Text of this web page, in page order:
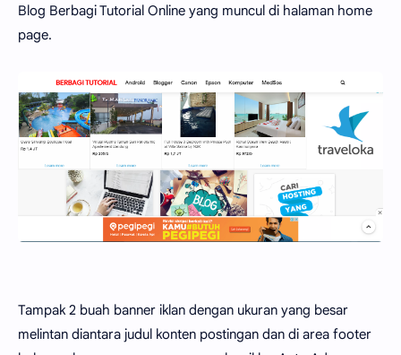
Blog Berbagi Tutorial Online yang muncul di halaman home
page.
Tampak 2 buah banner iklan dengan ukuran yang besar
melintan diantara judul konten postingan dan di area footer